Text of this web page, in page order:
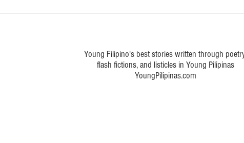
Young Filipino's best stories written through
flash fictions, and listicles in Young Pilipinas
YoungPilipinas.com